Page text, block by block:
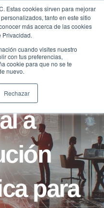
Estas cookies sirven para mejorar
tanto en este sitio
más acerca de las cookies
Privacidad.
cuando visites nuestro
con tus preferencias,
cookie para que no se te
nuevo.
Rechazar
de red
a
para
Traducir »